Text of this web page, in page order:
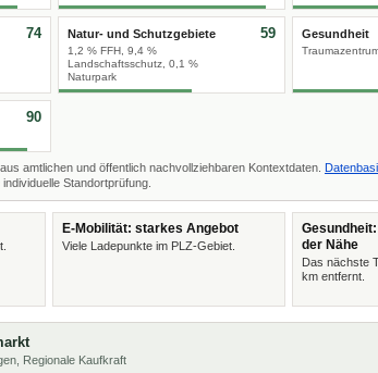
74 Natur- und Schutzgebiete
1,2 % FFH, 9,4 %
Landschaftsschutz, 0,1 %
Naturpark
59 Gesundheit
90
amtlichen und öffentlich nachvollziehbaren Kontextdaten.
Standortprüfung.
E-Mobilität: starkes Angebot
Viele Ladepunkte im PLZ-Gebiet.
der Nähe
Das nächste
km entfernt.
Regionale Kaufkraft